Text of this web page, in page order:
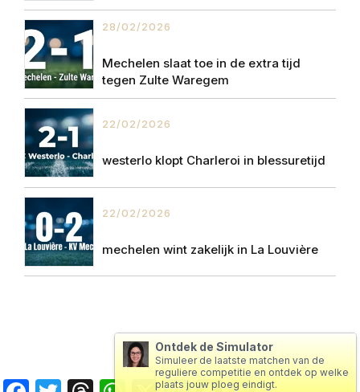
28/02/2026
Mechelen slaat toe in de extra tijd
tegen Zulte Waregem
22/02/2026
westerlo klopt Charleroi in blessuretijd
22/02/2026
mechelen wint zakelijk in La Louvière
Ontdek de Simulator
Simuleer de laatste matchen van de
reguliere competitie en ontdek op welke
plaats jouw ploeg eindigt.